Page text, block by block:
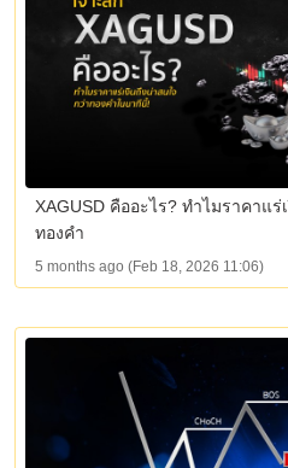
XAGUSD คืออะไร? ทำไมราคาแ
ทองคำ
5 months ago (Feb 18, 2026 11:06)